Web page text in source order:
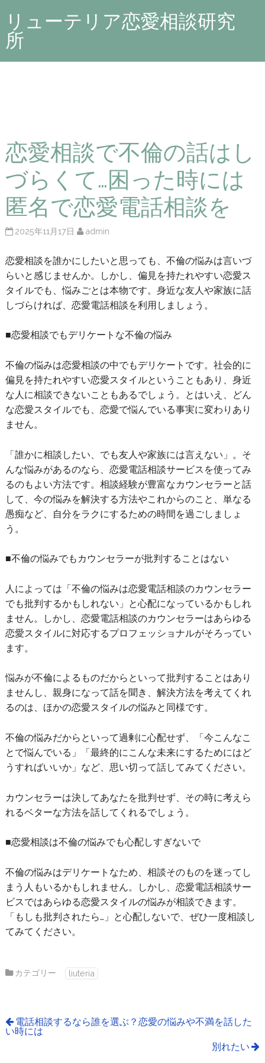
リューテリア恋愛相談研究
所
恋愛相談で不倫の話はし
づらくて…困った時には
匿名で恋愛電話相談を
2025年11月17日 admin
恋愛相談を誰かにしたいと思っても、不倫の悩みは言いづ
らいと感じませんか。しかし、偏見を持たれやすい恋愛ス
タイルでも、悩みごとは本物です。身近な友人や家族に話
しづらければ、恋愛電話相談を利用しましょう。
■恋愛相談でもデリケートな不倫の悩み
不倫の悩みは恋愛相談の中でもデリケートです。社会的に
偏見を持たれやすい恋愛スタイルということもあり、身近
な人に相談できないこともあるでしょう。とはいえ、どん
な恋愛スタイルでも、恋愛で悩んでいる事実に変わりあり
ません。
「誰かに相談したい、でも友人や家族には言えない」。そ
んな悩みがあるのなら、恋愛電話相談サービスを使ってみ
るのもよい方法です。相談経験が豊富なカウンセラーと話
して、今の悩みを解決する方法やこれからのこと、単なる
愚痴など、自分をラクにするための時間を過ごしましょ
う。
■不倫の悩みでもカウンセラーが批判することはない
人によっては「不倫の悩みは恋愛電話相談のカウンセラー
でも批判するかもしれない」と心配になっているかもしれ
ません。しかし、恋愛電話相談のカウンセラーはあらゆる
恋愛スタイルに対応するプロフェッショナルがそろってい
ます。
悩みが不倫によるものだからといって批判することはあり
ませんし、親身になって話を聞き、解決方法を考えてくれ
るのは、ほかの恋愛スタイルの悩みと同様です。
不倫の悩みだからといって過剰に心配せず、「今こんなこ
とで悩んでいる」「最終的にこんな未来にするためにはど
うすればいいか」など、思い切って話してみてください。
カウンセラーは決してあなたを批判せず、その時に考えら
れるベターな方法を話してくれるでしょう。
■恋愛相談は不倫の悩みでも心配しすぎないで
不倫の悩みはデリケートなため、相談そのものを迷ってし
まう人もいるかもしれません。しかし、恋愛電話相談サー
ビスではあらゆる恋愛スタイルの悩みが相談できます。
「もしも批判されたら…」と心配しないで、ぜひ一度相談し
てみてください。
カテゴリー liuteria
電話相談するなら誰を選ぶ？恋愛の悩みや不満を話した
い時には
別れたい